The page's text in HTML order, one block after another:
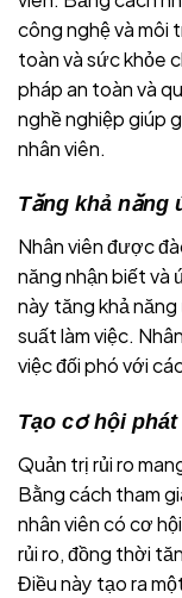
công nghệ và môi
toàn và sức khỏe
pháp an toàn và
nghề nghiệp giúp
nhân viên.
Tăng khả năng
Nhân viên được
năng nhận biết và
này tăng khả năng
suất làm việc.
việc đối phó với
Tạo cơ hội
Quản trị rủi ro
Bằng cách tham
nhân viên có cơ
rủi ro, đồng thời
Điều này tạo ra